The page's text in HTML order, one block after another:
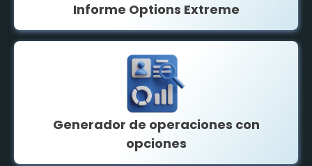
Informe Options Extreme
Generador de operaciones con
opciones